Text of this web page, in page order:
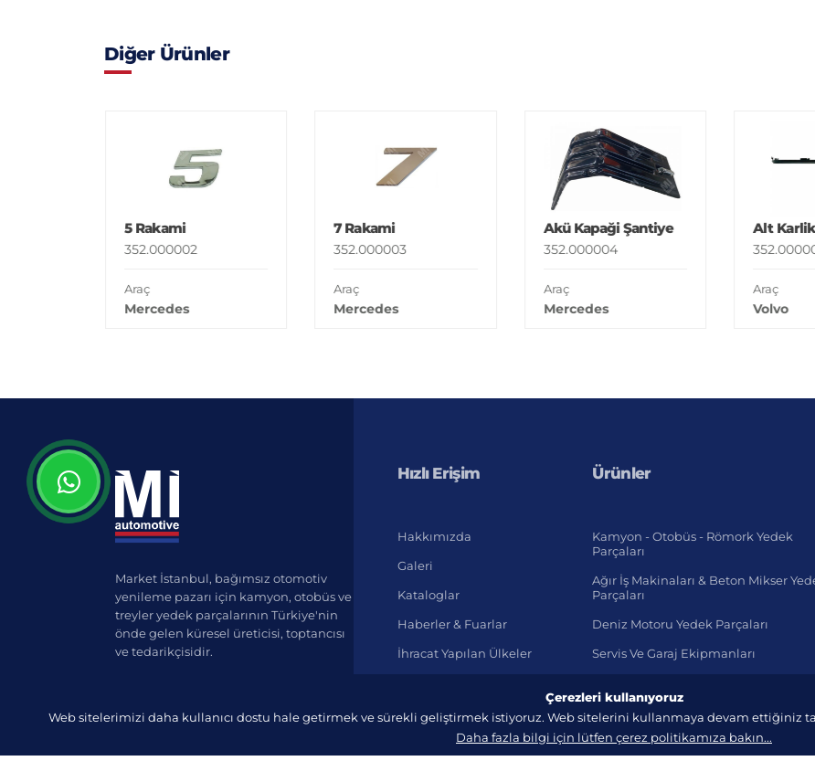
Diğer Ürünler
5 Rakami
352.000002
Araç
Mercedes
7 Rakami
352.000003
Araç
Mercedes
Akü Kapaği Şantiye
352.000004
Araç
Mercedes
Alt Karlik
Araç
Volvo
Market İstanbul, bağımsız otomotiv
yenileme pazarı için kamyon, otobüs ve
treyler yedek parçalarının Türkiye'nin
önde gelen küresel üreticisi, toptancısı
ve tedarikçisidir.
Hızlı Erişim
Hakkımızda
Galeri
Kataloglar
Haberler & Fuarlar
İhracat Yapılan Ülkeler
Ürünler
Kamyon - Otobüs - Römork Yedek
Parçaları
Ağır İş Makinaları & Beton Mikser
Parçaları
Deniz Motoru Yedek Parçaları
Servis Ve Garaj Ekipmanları
Çerezleri kullanıyoruz
Web sitelerimizi daha kullanıcı dostu hale getirmek ve sürekli geliştirmek istiyoruz. Web sitelerini kullanmaya devam ettiğiniz
Daha fazla bilgi için lütfen çerez politikamıza bakın...